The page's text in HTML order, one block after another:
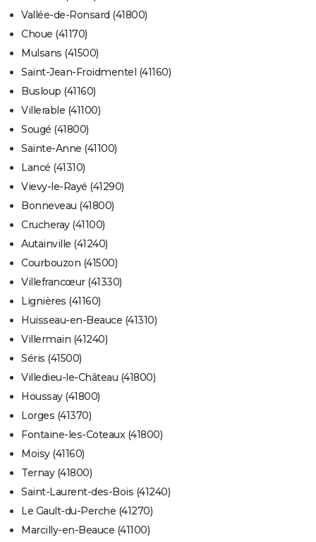
Vallée-de-Ronsard (41800)
Choue (41170)
Mulsans (41500)
Saint-Jean-Froidmentel (41160)
Busloup (41160)
Villerable (41100)
Sougé (41800)
Sainte-Anne (41100)
Lancé (41310)
Vievy-le-Rayé (41290)
Bonneveau (41800)
Crucheray (41100)
Autainville (41240)
Courbouzon (41500)
Villefrancœur (41330)
Lignières (41160)
Huisseau-en-Beauce (41310)
Villermain (41240)
Séris (41500)
Villedieu-le-Château (41800)
Houssay (41800)
Lorges (41370)
Fontaine-les-Coteaux (41800)
Moisy (41160)
Ternay (41800)
Saint-Laurent-des-Bois (41240)
Le Gault-du-Perche (41270)
Marcilly-en-Beauce (41100)